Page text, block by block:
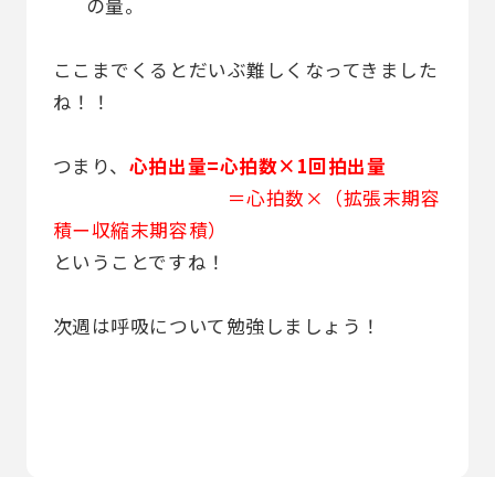
の量。
ここまでくるとだいぶ難しくなってきました
ね！！
つまり、 心拍出量=心拍数×1回拍出量
＝心拍数×（拡張末期容
積ー収縮末期容積）
ということですね！
次週は呼吸について勉強しましょう！